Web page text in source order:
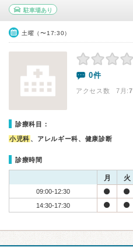
駐車場あり
土曜（〜17:30）
0件
アクセス数 7月:7
診療科目：
小児科 、アレルギー科、健康診断
診療時間
月 火
09:00-12:30
14:30-17:30